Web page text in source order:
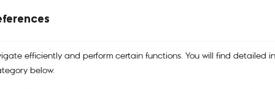
efficiently and perform certain functions. You will find detailed
below.